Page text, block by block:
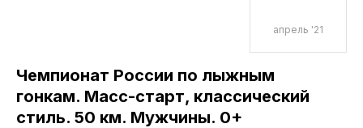
апрель '21
Чемпионат России по лыжным
гонкам. Масс-старт, классический
стиль. 50 км. Мужчины. 0+